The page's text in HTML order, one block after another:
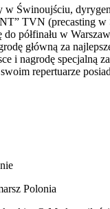
Świnoujściu,
TVN (precasting w
półfinału w
główną za
i nagrodę
repertuarze
Polonia